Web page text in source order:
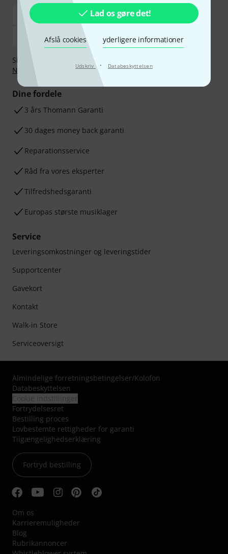
Lad os gøre det!
Afslå cookies yderligere informationer
Udskriv · Databeskyttelsen
Sikker betaling med Bankoverførsel, PayPal,
Nu
Klarna betaling i rater eller Kreditkort.
Dine fordele
3 års Thomann Garanti
30 dages money back garanti
Reparationsservice
Råd fra vores eksperter
Tilfredshedsgaranti
Europas største musiklager
Service
Leveringsomkostninger og leveringstider
Supportcenter
Gavekort
Kontakt
Walk-in Store
Serviceoversigt
Almindelige forretningsbetingelser/Kolofon
Databeskyttelsen
Fortrydelsesret
Bestilling proces
Lovbestemte rettigheder for garanti
Tilgængelighedserklæring
Fortryd bestilling
Om os
Karrieremuligheder
Blog
Rubrikannoncer